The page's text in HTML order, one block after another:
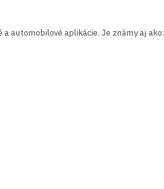
automobilové aplikácie. Je známy aj ako: